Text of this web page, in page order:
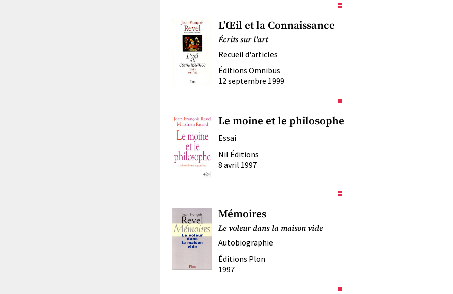
L’Œil et la Connaissance
Écrits sur l'art
Recueil d'articles
Éditions Omnibus
12 septembre 1999
Le moine et le philosophe
Essai
Nil Éditions
8 avril 1997
Mémoires
Le voleur dans la maison vide
Autobiographie
Éditions Plon
1997